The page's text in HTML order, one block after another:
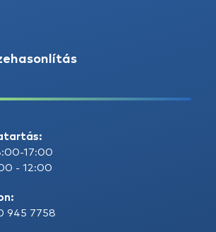
17:00
- 12:00
945 7758